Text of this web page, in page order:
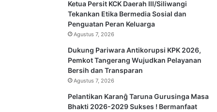
Ketua Persit KCK Daerah III/Siliwangi
Tekankan Etika Bermedia Sosial dan
Penguatan Peran Keluarga
Agustus 7, 2026
Dukung Pariwara Antikorupsi KPK 2026,
Pemkot Tangerang Wujudkan Pelayanan
Bersih dan Transparan
Agustus 7, 2026
Pelantikan Karanĝ Taruna Gurusinga Masa
Bhakti 2026-2029 Sukses ! Bermanfaat